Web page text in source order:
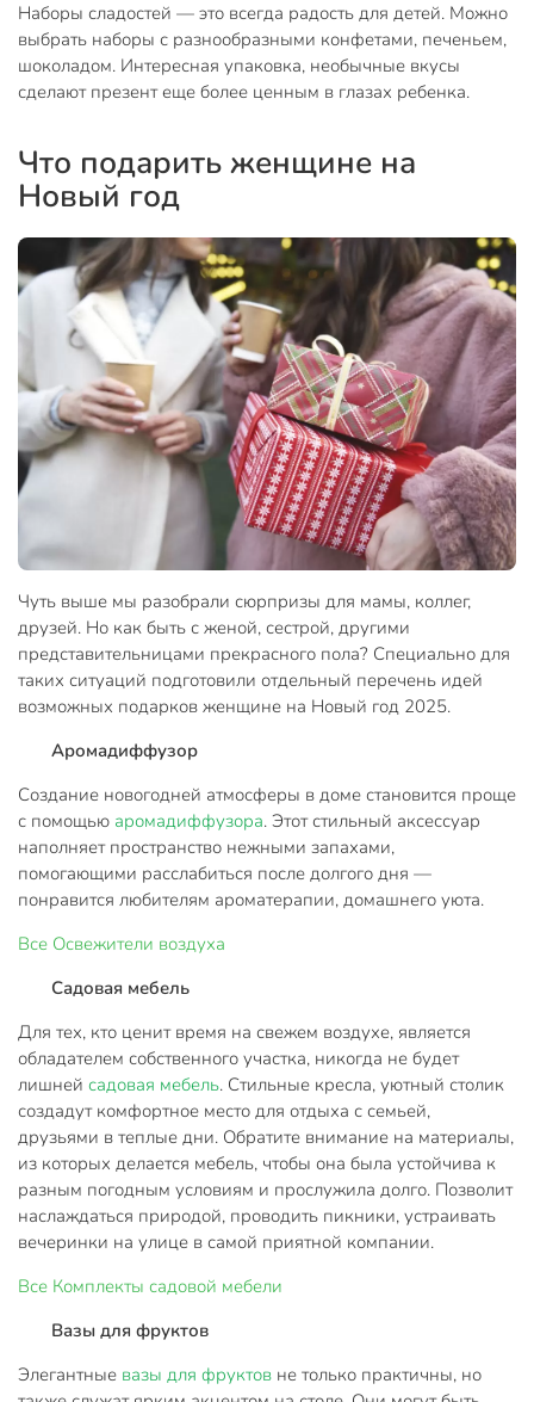
Наборы сладостей — это всегда радость для детей. Можно
выбрать наборы с разнообразными конфетами, печеньем,
шоколадом. Интересная упаковка, необычные вкусы
сделают презент еще более ценным в глазах ребенка.
Что подарить женщине на
Новый год
Чуть выше мы разобрали сюрпризы для мамы, коллег,
друзей. Но как быть с женой, сестрой, другими
представительницами прекрасного пола? Специально для
таких ситуаций подготовили отдельный перечень идей
возможных подарков женщине на Новый год 2025.
Аромадиффузор
Создание новогодней атмосферы в доме становится проще
с помощью аромадиффузора. Этот стильный аксессуар
наполняет пространство нежными запахами,
помогающими расслабиться после долгого дня —
понравится любителям ароматерапии, домашнего уюта.
Все Освежители воздуха
Садовая мебель
Для тех, кто ценит время на свежем воздухе, является
обладателем собственного участка, никогда не будет
лишней садовая мебель. Стильные кресла, уютный столик
создадут комфортное место для отдыха с семьей,
друзьями в теплые дни. Обратите внимание на материалы,
из которых делается мебель, чтобы она была устойчива к
разным погодным условиям и прослужила долго. Позволит
наслаждаться природой, проводить пикники, устраивать
вечеринки на улице в самой приятной компании.
Все Комплекты садовой мебели
Вазы для фруктов
Элегантные вазы для фруктов не только практичны, но